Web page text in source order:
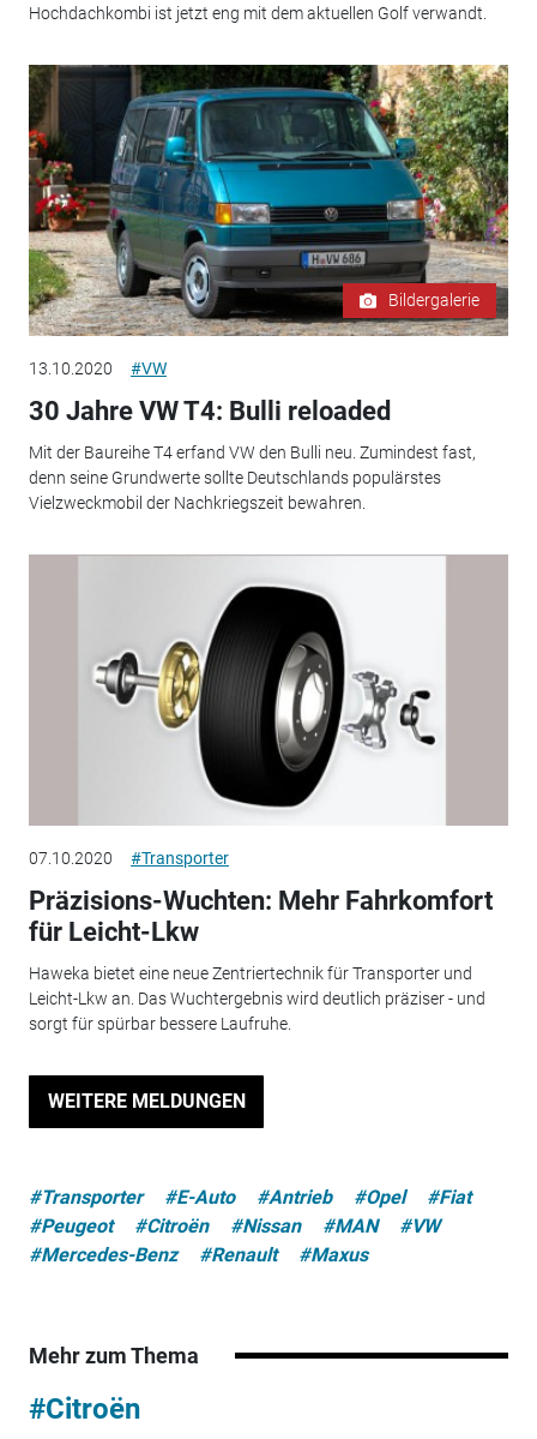
Hochdachkombi ist jetzt eng mit dem aktuellen Golf verwandt.
Bildergalerie
13.10.2020 #VW
30 Jahre VW T4: Bulli reloaded
Mit der Baureihe T4 erfand VW den Bulli neu. Zumindest fast,
denn seine Grundwerte sollte Deutschlands populärstes
Vielzweckmobil der Nachkriegszeit bewahren.
07.10.2020 #Transporter
Präzisions-Wuchten: Mehr Fahrkomfort
für Leicht-Lkw
Haweka bietet eine neue Zentriertechnik für Transporter und
Leicht-Lkw an. Das Wuchtergebnis wird deutlich präziser - und
sorgt für spürbar bessere Laufruhe.
WEITERE MELDUNGEN
#Transporter #E-Auto #Antrieb #Opel
#Fiat
#Peugeot
#Citroën #Nissan #MAN
#VW
#Mercedes-Benz
#Renault #Maxus
Mehr zum Thema
#Citroën